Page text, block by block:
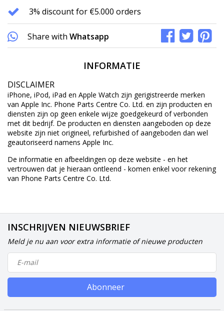
3% discount for €5.000 orders
Share with Whatsapp
INFORMATIE
DISCLAIMER
iPhone, iPod, iPad en Apple Watch zijn gerigistreerde merken
van Apple Inc. Phone Parts Centre Co. Ltd. en zijn producten en
diensten zijn op geen enkele wijze goedgekeurd of verbonden
met dit bedrijf. De producten en diensten aangeboden op deze
website zijn niet origineel, refurbished of aangeboden dan wel
geautoriseerd namens Apple Inc.
De informatie en afbeeldingen op deze website - en het
vertrouwen dat je hieraan ontleend - komen enkel voor rekening
van Phone Parts Centre Co. Ltd.
INSCHRIJVEN NIEUWSBRIEF
Meld je nu aan voor extra informatie of nieuwe producten
Abonneer